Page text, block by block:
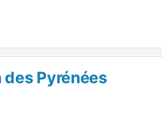
Pyrénées